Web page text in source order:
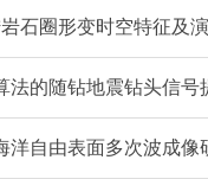
石圈形变时空特征及
法的随钻地震钻头信
洋自由表面多次波成像